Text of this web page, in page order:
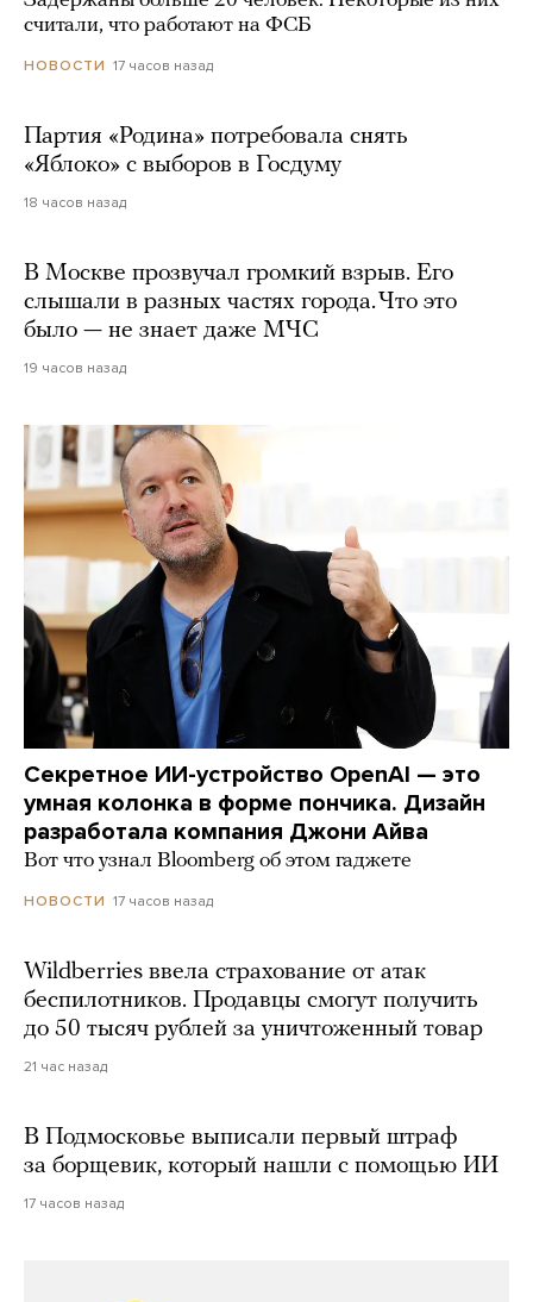
считали, что работают на ФСБ
НОВОСТИ 17 часов назад
Партия «Родина» потребовала снять
«Яблоко» с выборов в Госдуму
18 часов назад
В Москве прозвучал громкий взрыв. Его
слышали в разных частях города. Что это
было — не знает даже МЧС
19 часов назад
Секретное ИИ-устройство OpenAI — это
умная колонка в форме пончика. Дизайн
разработала компания Джони Айва
Вот что узнал Bloomberg об этом гаджете
НОВОСТИ 17 часов назад
Wildberries ввела страхование от атак
беспилотников. Продавцы смогут получить
до 50 тысяч рублей за уничтоженный товар
21 час назад
В Подмосковье выписали первый штраф
за борщевик, который нашли с помощью ИИ
17 часов назад